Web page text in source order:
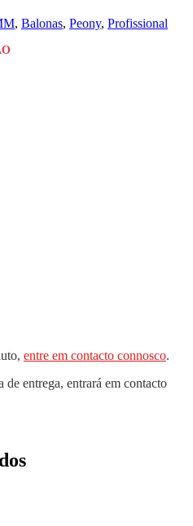
, Balonas, Peony, Profissional
entre em contacto connosco.
de entrega, entrará em contacto